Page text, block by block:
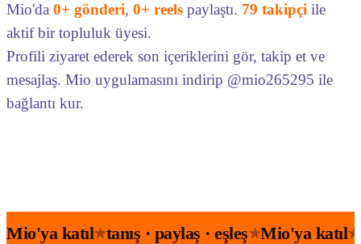
Mio'da 0+ gönderi, 0+ reels paylaştı. 79 takipçi ile
aktif bir topluluk üyesi.
Profili ziyaret ederek son içeriklerini gör, takip et ve
mesajlaş. Mio uygulamasını indirip @mio265295 ile
bağlantı kur.
Mio'ya katıl★tanış · paylaş · eşleş★Mio'ya katıl★